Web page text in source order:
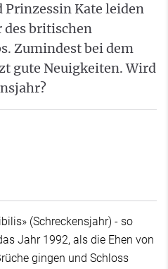
Kate leiden
britischen
Zumindest bei dem
gute Neuigkeiten. Wird
(Schreckensjahr) - so
Jahr 1992, als die Ehen von
gingen und Schloss